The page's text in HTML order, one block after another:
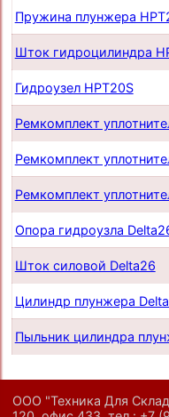
Пружина плунжера
Шток гидроцилиндра
Гидроузел HPT20S
Ремкомплект
Ремкомплект
Ремкомплект
Опора гидроузла
Шток силовой Delta26
Цилиндр плунжера
Пыльник цилиндра
ООО "Техника Для